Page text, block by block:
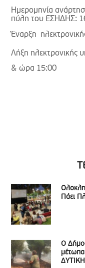
Ημερομηνία
πύλη του ΕΣΗΔΗΣ:
Έναρξη
Λήξη
& ώρα 15:00
Πάει
Ο